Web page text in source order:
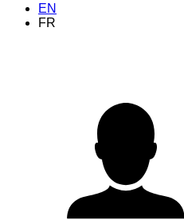
EN
FR